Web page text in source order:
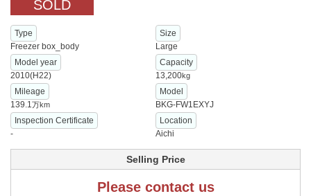
SOLD
Type
Freezer box_body
Size
Large
Model year
2010(H22)
Capacity
13,200kg
Mileage
139.1万km
Model
BKG-FW1EXYJ
Inspection Certificate
-
Location
Aichi
Selling Price
Please contact us